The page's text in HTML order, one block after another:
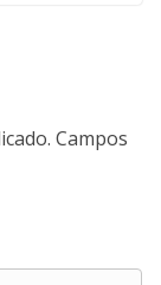
Campos